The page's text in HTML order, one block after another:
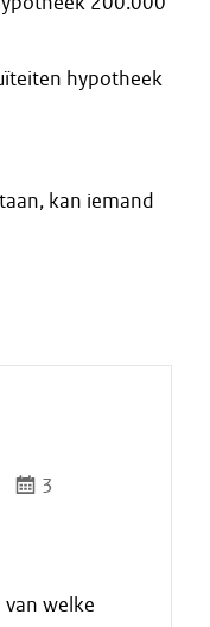
hypotheek
kan iemand
3
welke